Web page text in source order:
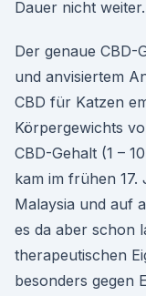
Dauer nicht weiter.
Der genaue CBD-
und anvisiertem
CBD für Katzen
Körpergewichts
CBD-Gehalt (1 –
kam im frühen
Malaysia und auf
es da aber schon
therapeutischen
besonders gegen